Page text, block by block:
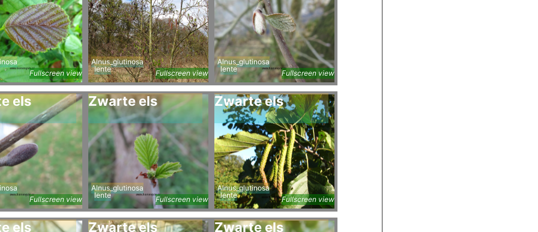
Fullscreen view
Alnus_glutinosa
lente
Fullscreen view
Alnus_glutinosa
lente
Fullscreen view
els
Fullscreen view
Zwarte els
Alnus_glutinosa
lente
Fullscreen view
Zwarte els
Alnus_glutinosa
lente
Fullscreen view
els Zwarte els Zwarte els